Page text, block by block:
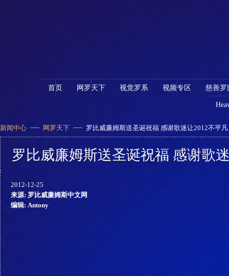
首页 网罗天下 视觉罗系 视频专区 慈善罗
新闻中心 网罗天下 罗比威廉姆斯送圣诞祝福 感谢歌迷让2012不平凡
罗比威廉姆斯送圣诞祝福 感谢歌
2012-12-25
来源: 罗比威廉姆斯中文网
编辑: Antony